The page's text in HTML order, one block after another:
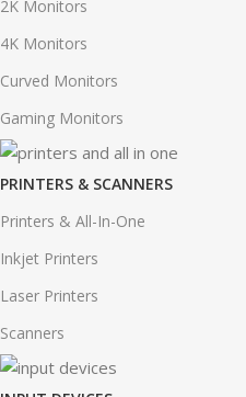
2K Monitors
4K Monitors
Curved Monitors
Gaming Monitors
PRINTERS & SCANNERS
Printers & All-In-One
Inkjet Printers
Laser Printers
Scanners